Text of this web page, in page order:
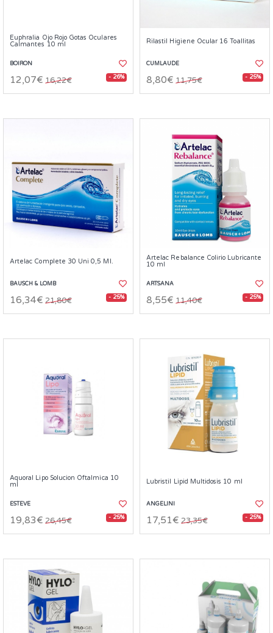
Euphralia Ojo Rojo Gotas Oculares
Calmantes 10 ml
BOIRON
12,07€ 16,22€ - 26%
Rilastil Higiene Ocular 16 Toallitas
CUMLAUDE
8,80€ 11,75€ - 25%
Artelac Complete 30 Uni 0,5 Ml.
BAUSCH & LOMB
16,34€ 21,80€ - 25%
Artelac Rebalance Colirio Lubricante
10 ml
ARTSANA
8,55€ 11,40€ - 25%
Aquoral Lipo Solucion Oftalmica 10
ml
ESTEVE
19,83€ 26,45€ - 25%
Lubristil Lipid Multidosis 10 ml
ANGELINI
17,51€ 23,35€ - 25%